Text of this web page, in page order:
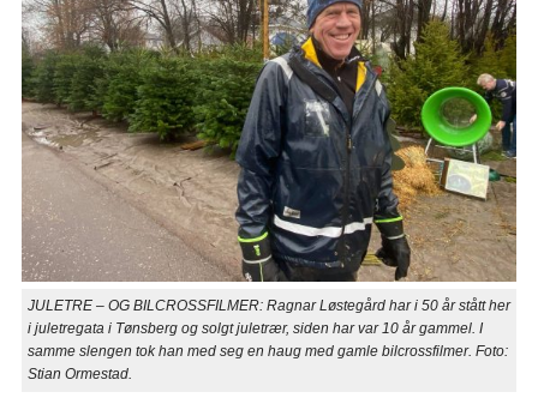
JULETRE – OG BILCROSSFILMER: Ragnar Løstegård har i 50 år stått her
i juletregata i Tønsberg og solgt juletrær, siden har var 10 år gammel. I
samme slengen tok han med seg en haug med gamle bilcrossfilmer. Foto:
Stian Ormestad.